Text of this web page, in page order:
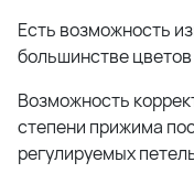
Есть возможность
большинстве цветов
Возможность
степени прижима
регулируемых